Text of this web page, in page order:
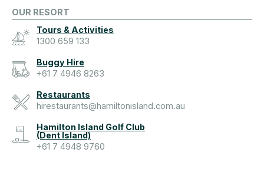
OUR RESORT
Tours & Activities
1300 659 133
Buggy Hire
+61 7 4946 8263
Restaurants
hirestaurants@hamiltonisland.com.au
Hamilton Island Golf Club
(Dent Island)
+61 7 4948 9760